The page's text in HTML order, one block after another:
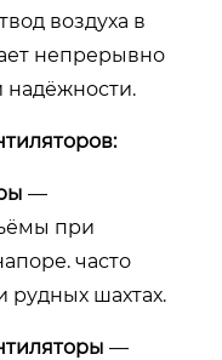
воздуха в
непрерывно
надёжности.
—
при
часто
рудных шахтах.
—